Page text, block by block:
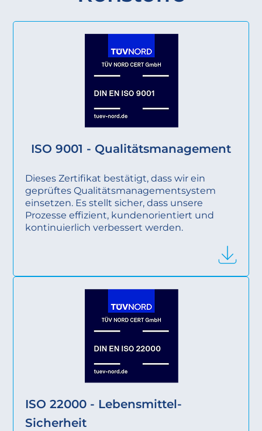
ISO 9001 - Qualitätsmanagement
Dieses Zertifikat bestätigt, dass wir ein
geprüftes Qualitätsmanagementsystem
einsetzen. Es stellt sicher, dass unsere
Prozesse effizient, kundenorientiert und
kontinuierlich verbessert werden.
ISO 22000 - Lebensmittel-
Sicherheit